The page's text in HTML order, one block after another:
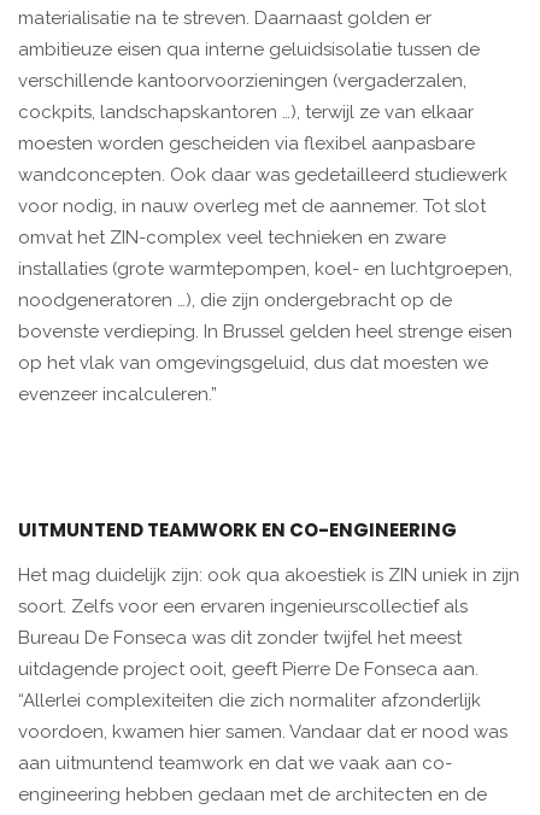
materialisatie na te streven. Daarnaast golden er
ambitieuze eisen qua interne geluidsisolatie tussen de
verschillende kantoorvoorzieningen (vergaderzalen,
cockpits, landschapskantoren …), terwijl ze van elkaar
moesten worden gescheiden via flexibel aanpasbare
wandconcepten. Ook daar was gedetailleerd studiewerk
voor nodig, in nauw overleg met de aannemer. Tot slot
omvat het ZIN-complex veel technieken en zware
installaties (grote warmtepompen, koel- en luchtgroepen,
noodgeneratoren …), die zijn ondergebracht op de
bovenste verdieping. In Brussel gelden heel strenge eisen
op het vlak van omgevingsgeluid, dus dat moesten we
evenzeer incalculeren.”
UITMUNTEND TEAMWORK EN CO-ENGINEERING
Het mag duidelijk zijn: ook qua akoestiek is ZIN uniek in zijn
soort. Zelfs voor een ervaren ingenieurscollectief als
Bureau De Fonseca was dit zonder twijfel het meest
uitdagende project ooit, geeft Pierre De Fonseca aan.
“Allerlei complexiteiten die zich normaliter afzonderlijk
voordoen, kwamen hier samen. Vandaar dat er nood was
aan uitmuntend teamwork en dat we vaak aan co-
engineering hebben gedaan met de architecten en de